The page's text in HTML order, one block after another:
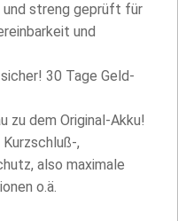
und streng geprüft für
und
30 Tage Geld-
zu dem Original-Akku!
,
also maximale
o.ä.